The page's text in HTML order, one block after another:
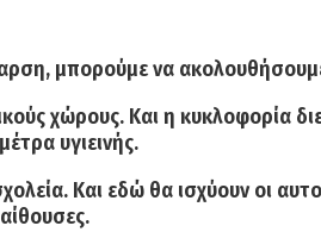
μπορούμε να
χώρους. Και η κυκλοφορία
υγιεινής.
Και εδώ θα ισχύουν οι